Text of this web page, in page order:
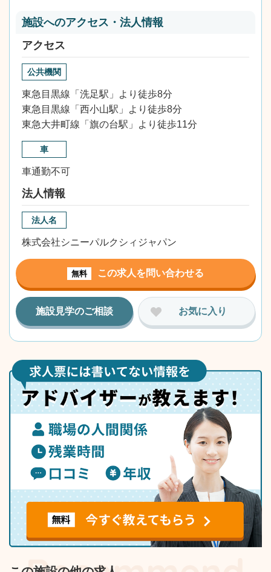
施設へのアクセス・法人情報
アクセス
公共機関
東急目黒線「洗足駅」より徒歩8分
東急目黒線「西小山駅」より徒歩8分
東急大井町線「旗の台駅」より徒歩11分
車
車通勤不可
法人情報
法人名
株式会社シニーパルクシィジャパン
無料 この求人を問い合わせる
施設見学のご相談 お気に入り